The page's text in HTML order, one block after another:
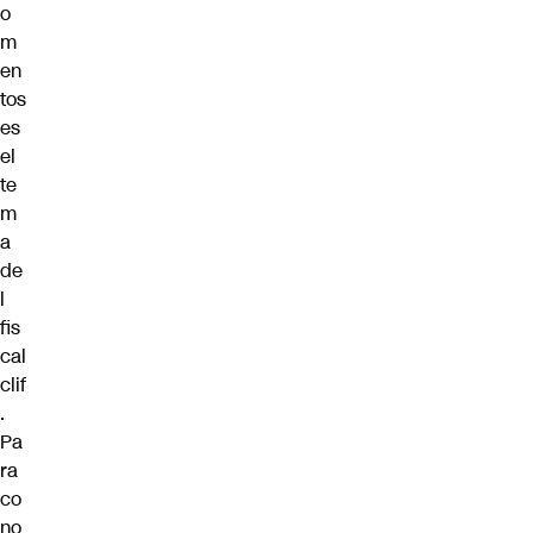
o
m
en
tos
es
el
te
m
a
de
l
fis
cal
clif
.
Pa
ra
co
no